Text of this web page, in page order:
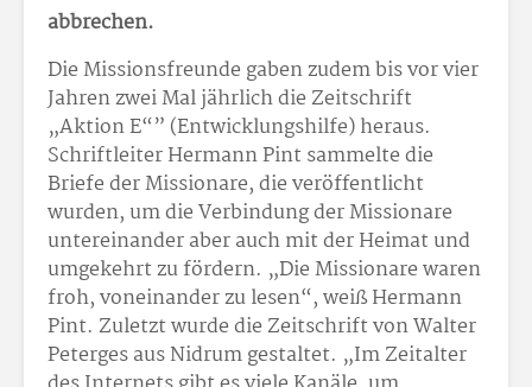
abbrechen.
Die Missionsfreunde gaben zudem bis vor vier
Jahren zwei Mal jährlich die Zeitschrift
„Aktion E“” (Entwicklungshilfe) heraus.
Schriftleiter Hermann Pint sammelte die
Briefe der Missionare, die veröffentlicht
wurden, um die Verbindung der Missionare
untereinander aber auch mit der Heimat und
umgekehrt zu fördern. „Die Missionare waren
froh, voneinander zu lesen“, weiß Hermann
Pint. Zuletzt wurde die Zeitschrift von Walter
Peterges aus Nidrum gestaltet. „Im Zeitalter